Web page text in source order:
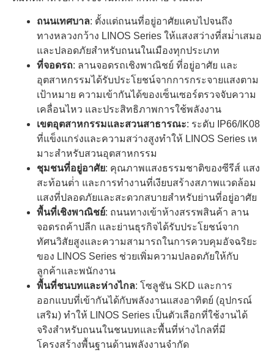
ถนนเทศบาล: ตั้งแต่ถนนที่อยู่อาศัยแคบไปจนถึง
ทางหลวงกว้าง LINOS Series ให้แสงสว่างที่สม่ําเสมอ
และปลอดภัยสําหรับถนนในเมืองทุกประเภท
ที่จอดรถ: ลานจอดรถเชิงพาณิชย์ ที่อยู่อาศัย และ
อุตสาหกรรมได้รับประโยชน์จากการกระจายแสงตาม
เป้าหมาย ความเข้ากันได้ของเซ็นเซอร์ตรวจจับความ
เคลื่อนไหว และประสิทธิภาพการใช้พลังงาน
เขตอุตสาหกรรมและสวนสาธารณะ: ระดับ IP66/IK08
ที่แข็งแกร่งและความสว่างสูงทําให้ LINOS Series เห
มาะสําหรับสวนอุตสาหกรรม
ชุมชนที่อยู่อาศัย: คุณภาพแสงธรรมชาติของซีรีส์ แสง
สะท้อนต่ํา และการทํางานที่เงียบสร้างสภาพแวดล้อม
แสงที่ปลอดภัยและสะดวกสบายสําหรับย่านที่อยู่อาศัย
พื้นที่เชิงพาณิชย์: ถนนทางเข้าห้างสรรพสินค้า ลาน
จอดรถค้าปลีก และย่านธุรกิจได้รับประโยชน์จาก
ทัศนวิสัยสูงและความสามารถในการควบคุมอัจฉริยะ
ของ LINOS Series ช่วยเพิ่มความปลอดภัยให้กับ
ลูกค้าและพนักงาน
พื้นที่ชนบทและห่างไกล: โซลูชัน SKD และการ
ออกแบบที่เข้ากันได้กับพลังงานแสงอาทิตย์ (อุปกรณ์
เสริม) ทําให้ LINOS Series เป็นตัวเลือกที่ใช้งานได้
จริงสําหรับถนนในชนบทและพื้นที่ห่างไกลที่มี
โครงสร้างพื้นฐานด้านพลังงานจํากัด